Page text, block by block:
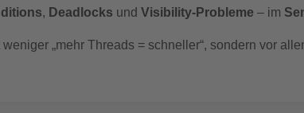
, Deadlocks und Visibility-Probleme – im
„mehr Threads = schneller“, sondern vor